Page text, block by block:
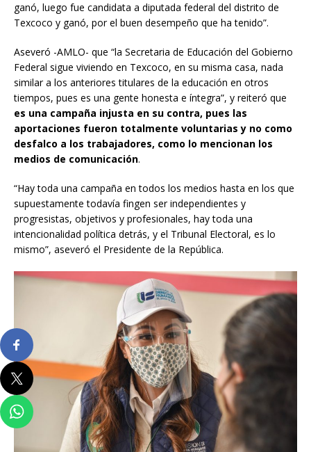
ganó, luego fue candidata a diputada federal del distrito de
Texcoco y ganó, por el buen desempeño que ha tenido”.
Aseveró -AMLO- que “la Secretaria de Educación del Gobierno
Federal sigue viviendo en Texcoco, en su misma casa, nada
similar a los anteriores titulares de la educación en otros
tiempos, pues es una gente honesta e íntegra”, y reiteró que
es una campaña injusta en su contra, pues las
aportaciones fueron totalmente voluntarias y no como
desfalco a los trabajadores, como lo mencionan los
medios de comunicación.
“Hay toda una campaña en todos los medios hasta en los que
supuestamente todavía fingen ser independientes y
progresistas, objetivos y profesionales, hay toda una
intencionalidad política detrás, y el Tribunal Electoral, es lo
mismo”, aseveró el Presidente de la República.